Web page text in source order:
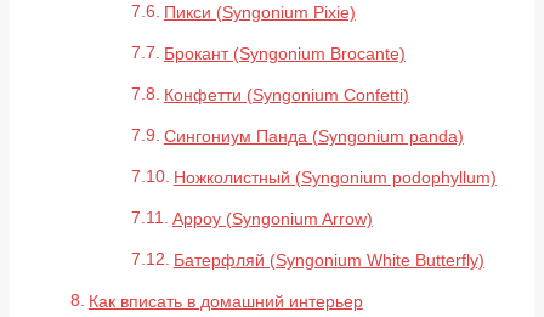
Пикси (Syngonium Pixie)
Брокант (Syngonium Brocante)
Конфетти (Syngonium Confetti)
Сингониум Панда (Syngonium panda)
Ножколистный (Syngonium podophyllum)
Арроу (Syngonium Arrow)
Батерфляй (Syngonium White Butterfly)
Как вписать в домашний интерьер